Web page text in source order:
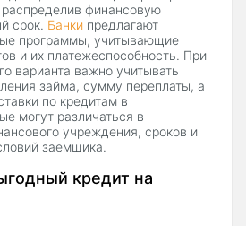
финансовую
срок. Банки предлагают
программы, учитывающие
и их платежеспособность. При
варианта важно учитывать
займа, сумму переплаты, а
по кредитам в
могут различаться в
учреждения, сроков и
заемщика.
кредит на